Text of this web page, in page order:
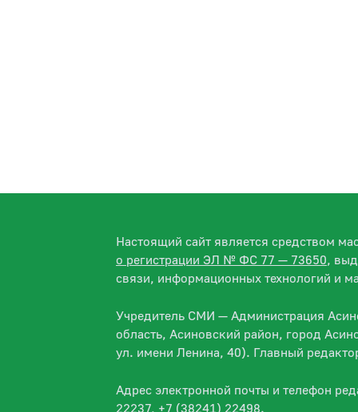
Настоящий сайт является средством
о регистрации ЭЛ № ФС 77 — 73650,
связи, информационных технологий и
Учредитель СМИ — Администрация
область, Асиновский район, город
ул. имени Ленина, 40). Главный
Адрес электронной почты и телефон
22237, +7 (38241) 22498.